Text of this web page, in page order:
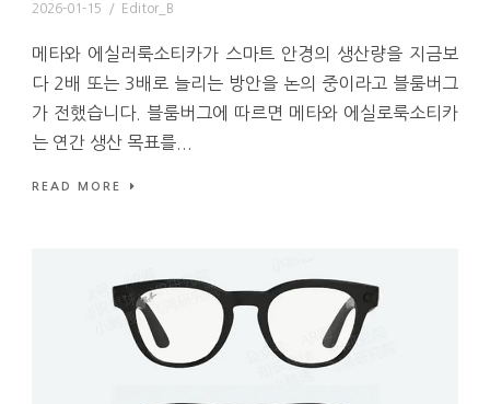
2026-01-15 / Editor_B
메타와 에실러룩소티카가 스마트 안경의 생산량을 지금보
다 2배 또는 3배로 늘리는 방안을 논의 중이라고 블룸버그
가 전했습니다. 블룸버그에 따르면 메타와 에실로룩소티카
는 연간 생산 목표를...
READ MORE